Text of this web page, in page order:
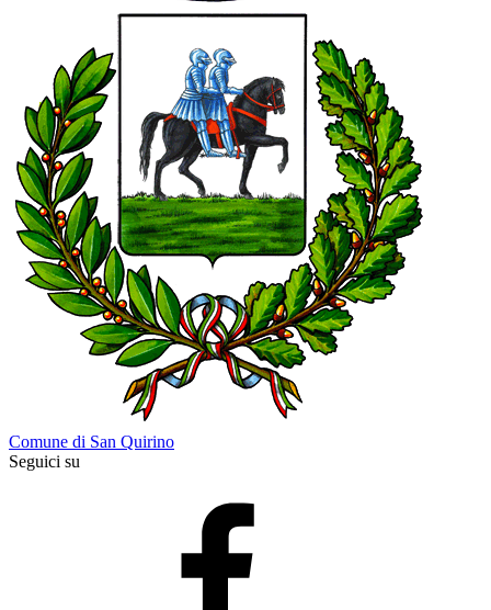
Comune di San Quirino
Seguici su